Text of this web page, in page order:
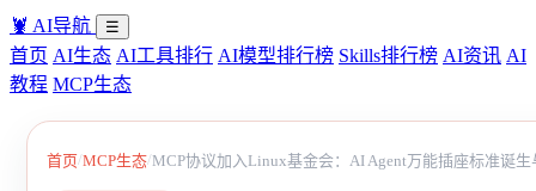
🦞 AI导航 ☰
首页 AI生态 AI工具排行 AI模型排行榜 Skills排行榜 AI资讯 AI
教程 MCP生态
首页/MCP生态/MCP协议加入Linux基金会：AI Agent万能插座标准诞生